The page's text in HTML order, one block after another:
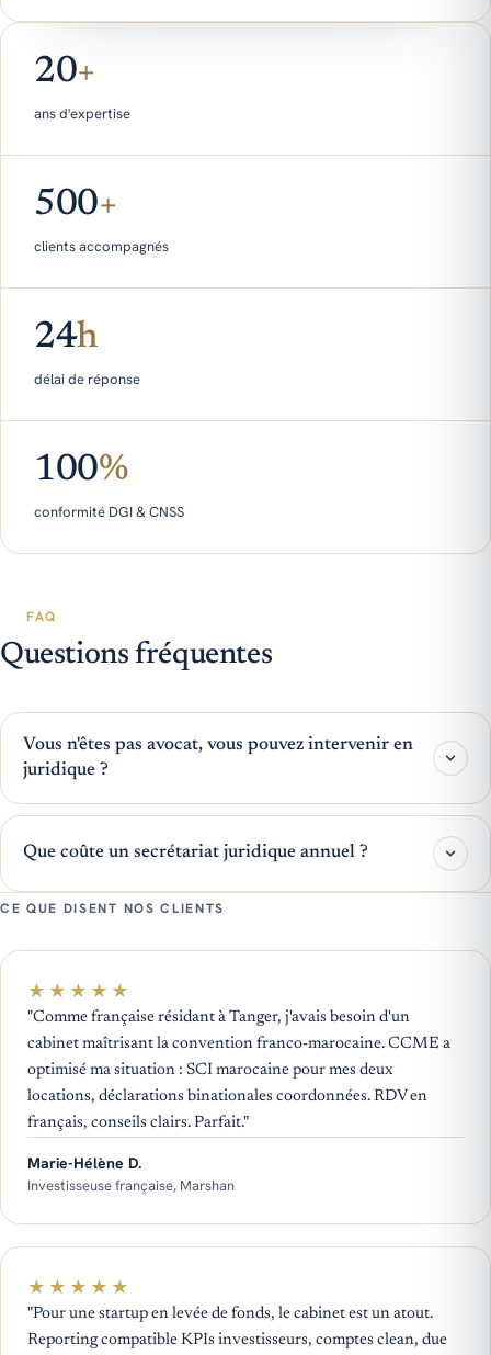
20+
ans d'expertise
500+
clients accompagnés
24h
délai de réponse
100%
conformité DGI & CNSS
FAQ
Questions fréquentes
Vous n'êtes pas avocat, vous pouvez intervenir en
juridique ?
Que coûte un secrétariat juridique annuel ?
CE QUE DISENT NOS CLIENTS
★ ★ ★ ★ ★
"Comme française résidant à Tanger, j'avais besoin d'un
cabinet maîtrisant la convention franco-marocaine. CCME a
optimisé ma situation : SCI marocaine pour mes deux
locations, déclarations binationales coordonnées. RDV en
français, conseils clairs. Parfait."
Marie-Hélène D.
Investisseuse française, Marshan
★ ★ ★ ★ ★
"Pour une startup en levée de fonds, le cabinet est un atout.
Reporting compatible KPIs investisseurs, comptes clean, due